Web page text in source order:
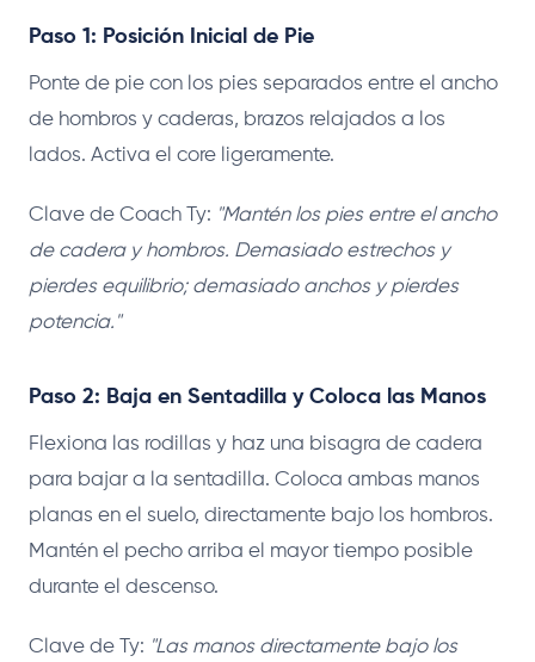
Paso 1: Posición Inicial de Pie
Ponte de pie con los pies separados entre el ancho
de hombros y caderas, brazos relajados a los
lados. Activa el core ligeramente.
Clave de Coach Ty: "Mantén los pies entre el ancho
de cadera y hombros. Demasiado estrechos y
pierdes equilibrio; demasiado anchos y pierdes
potencia."
Paso 2: Baja en Sentadilla y Coloca las Manos
Flexiona las rodillas y haz una bisagra de cadera
para bajar a la sentadilla. Coloca ambas manos
planas en el suelo, directamente bajo los hombros.
Mantén el pecho arriba el mayor tiempo posible
durante el descenso.
Clave de Ty: "Las manos directamente bajo los